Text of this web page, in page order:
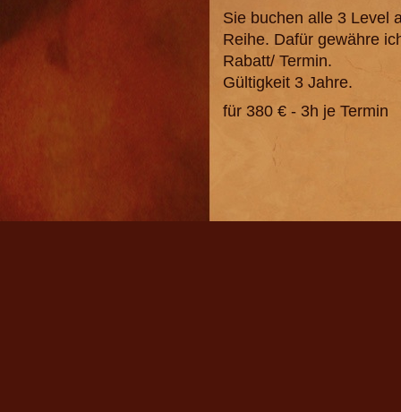
Sie buchen alle 3 Level
Reihe. Dafür gewähre
Rabatt/ Termin.
Gültigkeit 3 Jahre.
für 380 € - 3h je Termin